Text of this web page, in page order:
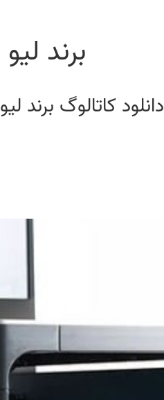
برند لیو
دانلود کاتالوگ برند لیو